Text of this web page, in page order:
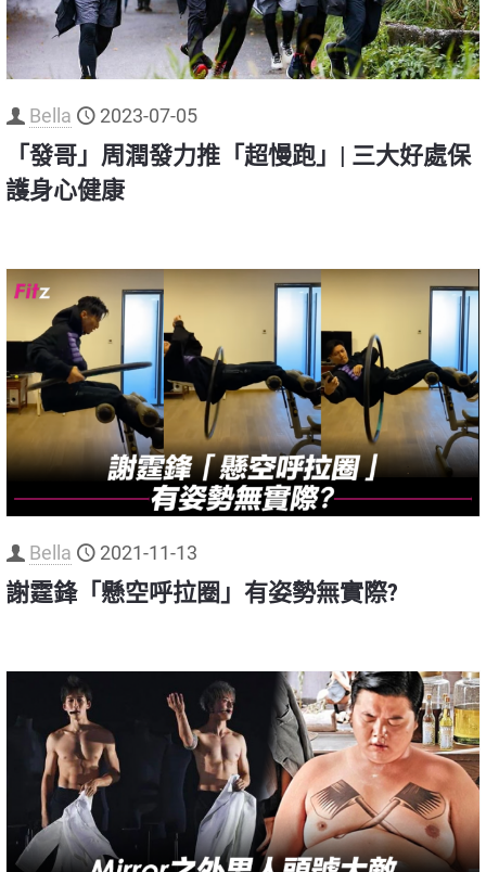
Bella 2023-07-05
「發哥」周潤發力推「超慢跑」| 三大好處保
護身心健康
Bella 2021-11-13
謝霆鋒「懸空呼拉圈」有姿勢無實際?